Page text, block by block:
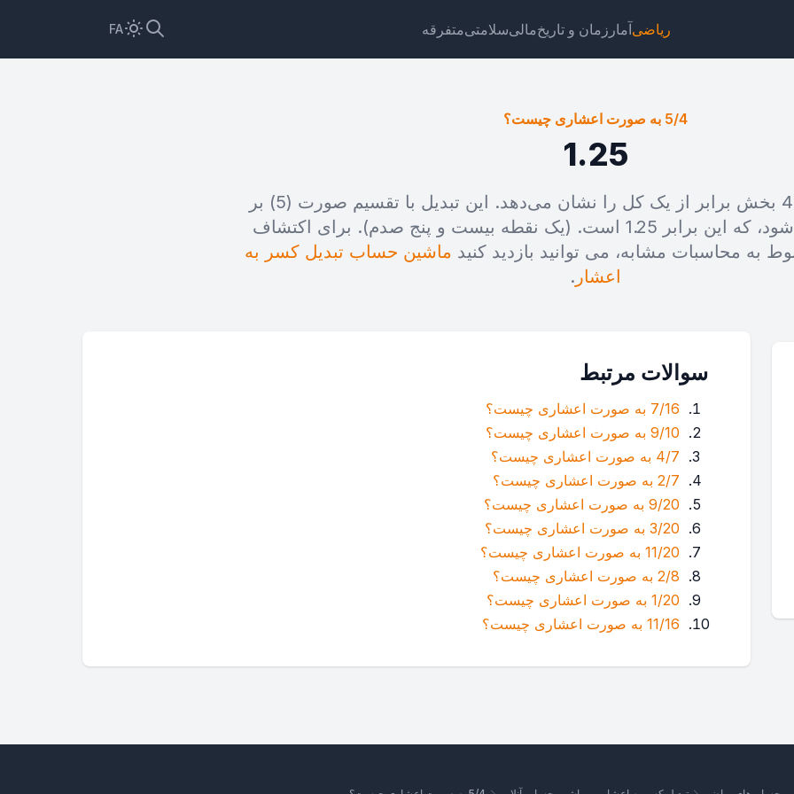
ریاضیآمار زمان و تاریخمالیسلامتیمتفرقه FA
متن
اعشاری چیست؟ ویجت
5/4 به صورت اعشاری چیست؟
1.25
این کسر 5 بخش از 4 بخش برابر از یک کل را نشان می‌دهد. این تبدیل با تقسیم صورت (5) بر
مخرج (4) انجام می‌شود، که این برابر 1.25 است. (یک نقطه بیست و پنج صدم). برای اکتشاف
به محاسبات مشابه، می توانید بازدید کنید ماشین حساب تبدیل کسر به
اعشار .
سوالات مرتبط
7/16 به صورت اعشاری چیست؟
9/10 به صورت اعشاری چیست؟
4/7 به صورت اعشاری چیست؟
2/7 به صورت اعشاری چیست؟
9/20 به صورت اعشاری چیست؟
3/20 به صورت اعشاری چیست؟
11/20 به صورت اعشاری چیست؟
2/8 به صورت اعشاری چیست؟
1/20 به صورت اعشاری چیست؟
11/16 به صورت اعشاری چیست؟